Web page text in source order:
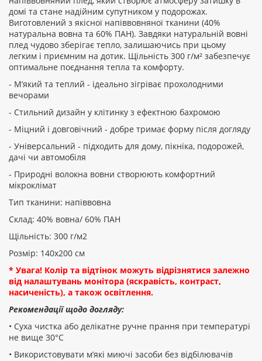
домі та стане надійним супутником у подорожах.
Виготовлений з якісної напіввовняної тканини (40%
натуральна вовна та 60% ПАН). Завдяки натуральній вовні
плед чудово зберігає тепло, залишаючись при цьому
легким і приємним на дотик. Щільність 300 г/м² забезпечує
оптимальне поєднання тепла та комфорту.
- М’який та теплий - ідеально зігріває прохолодними
вечорами
- Стильний дизайн у клітинку з ефектною бахромою
- Міцний і довговічний - добре тримає форму після догляду
- Універсальний - підходить для дому, пікніка, подорожей,
дачі чи автомобіля
- Природні волокна вовни створюють комфортний
мікроклімат
Тип тканини: напіввовна
Склад: 40% вовна/ 60% ПАН
Щільність: 300 г/м2
Розмір: 140х200 см
* Увага! Колір та відтінок можуть відрізнятися залежно
від налаштувань монітора (яскравість, контраст,
насиченість), а також освітлення.
Рекомендації щодо догляду:
• Суха чистка або делікатне ручне прання при температурі
не вище 30°C
• Використовувати м’які миючі засоби без відбілювачів
ПРОДОВЖИТИ